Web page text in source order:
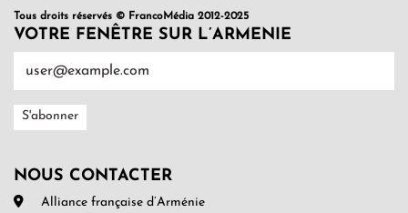
Tous droits réservés © FrancoMédia 2012-2025
VOTRE FENÊTRE SUR L’ARMENIE
NOUS CONTACTER
Alliance française d’Arménie